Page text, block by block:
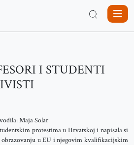
I STUDENTI
Maja Solar
protestima u Hrvatskoj i napisala si
u EU i njegovim kvalifikacijskim